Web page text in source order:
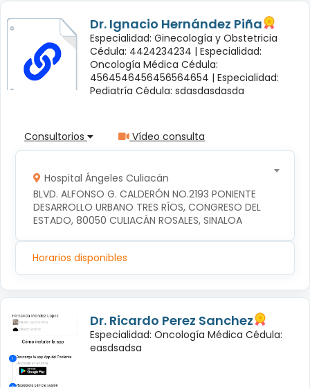
Dr. Ignacio Hernández Piña
Especialidad: Ginecología y Obstetricia
Cédula: 4424234234 | Especialidad:
Oncología Médica Cédula:
4564546456456564654 | Especialidad:
Pediatría Cédula: sdasdasdasda
Consultorios Vídeo consulta
Hospital Ángeles Culiacán
BLVD. ALFONSO G. CALDERÓN NO.2193 PONIENTE
DESARROLLO URBANO TRES RÍOS, CONGRESO DEL
ESTADO, 80050 CULIACÁN ROSALES, SINALOA
Horarios disponibles
Dr. Ricardo Perez Sanchez
Especialidad: Oncología Médica Cédula:
easdsadsa